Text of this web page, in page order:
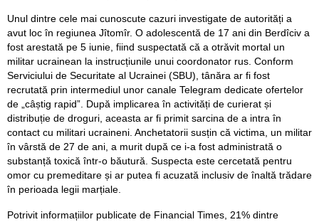
Unul dintre cele mai cunoscute cazuri investigate de autorități a
avut loc în regiunea Jîtomîr. O adolescentă de 17 ani din Berdîciv a
fost arestată pe 5 iunie, fiind suspectată că a otrăvit mortal un
militar ucrainean la instrucțiunile unui coordonator rus. Conform
Serviciului de Securitate al Ucrainei (SBU), tânăra ar fi fost
recrutată prin intermediul unor canale Telegram dedicate ofertelor
de „câștig rapid”. După implicarea în activități de curierat și
distribuție de droguri, aceasta ar fi primit sarcina de a intra în
contact cu militari ucraineni. Anchetatorii susțin că victima, un militar
în vârstă de 27 de ani, a murit după ce i-a fost administrată o
substanță toxică într-o băutură. Suspecta este cercetată pentru
omor cu premeditare și ar putea fi acuzată inclusiv de înaltă trădare
în perioada legii marțiale.
Potrivit informațiilor publicate de Financial Times, 21% dintre